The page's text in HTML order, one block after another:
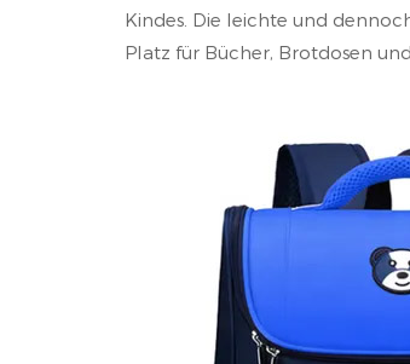
Kindes. Die leichte und
Platz für Bücher, Brotdosen